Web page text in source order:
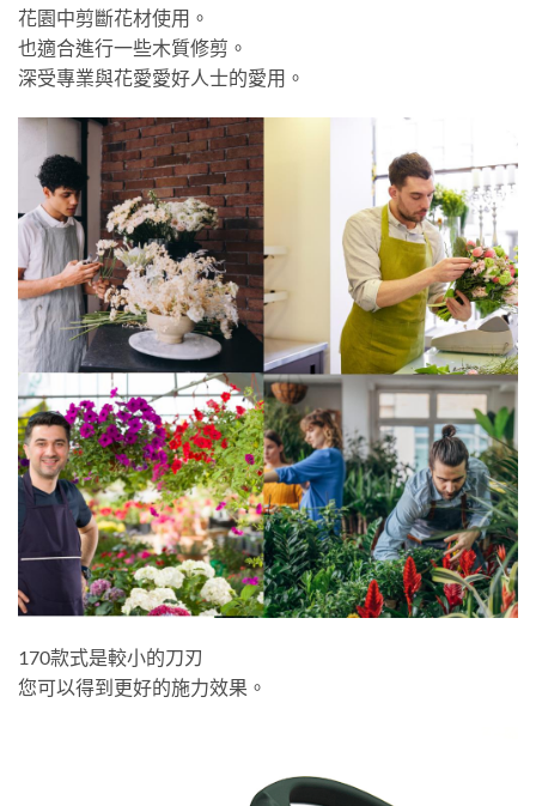
花園中剪斷花材使用。
也適合進行一些木質修剪。
深受專業與花愛愛好人士的愛用。
170款式是較小的刀刃
您可以得到更好的施力效果。